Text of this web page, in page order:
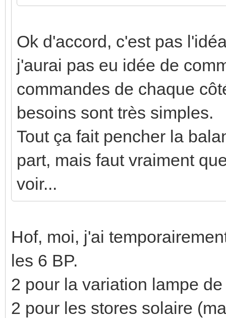
Ok d'accord, c'est pas
j'aurai pas eu idée de
commandes de chaque
besoins sont très simples.
Tout ça fait pencher la
part, mais faut vraiment
voir...
Hof, moi, j'ai
les 6 BP.
2 pour la variation lampe
2 pour les stores solaire